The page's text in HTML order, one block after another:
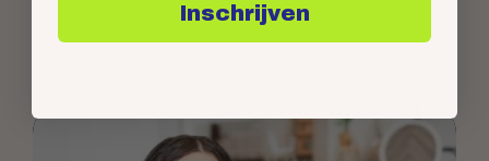
Snel antwoord op je
Inschrijven